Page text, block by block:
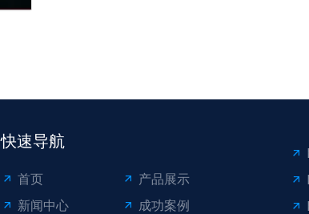
快速导航
首页
产品展示
新闻中心
成功案例